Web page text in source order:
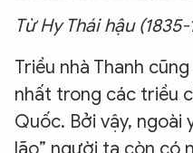
Từ Hy Thái hậu
Triều nhà Thanh
nhất trong các triều
Quốc. Bởi vậy, ngoài